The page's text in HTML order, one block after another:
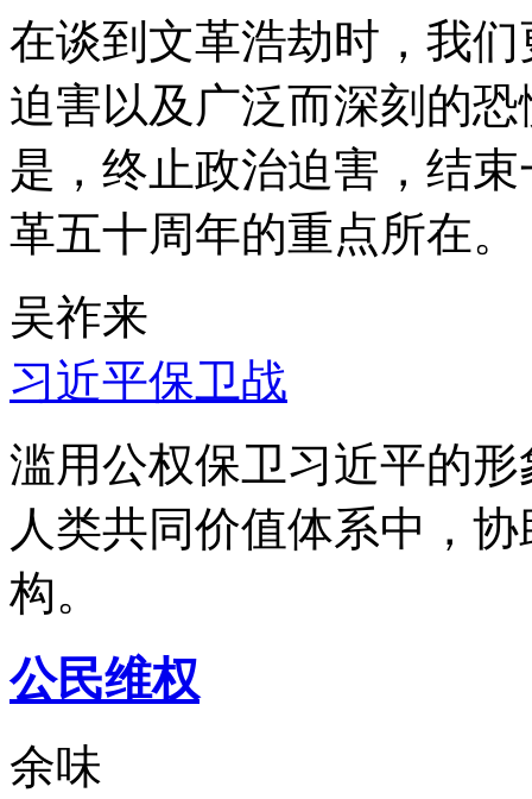
在谈到文革浩劫时，我
迫害以及广泛而深刻的
是，终止政治迫害，结
革五十周年的重点所在。
吴祚来
习近平保卫战
滥用公权保卫习近平的
人类共同价值体系中，
构。
公民维权
余味